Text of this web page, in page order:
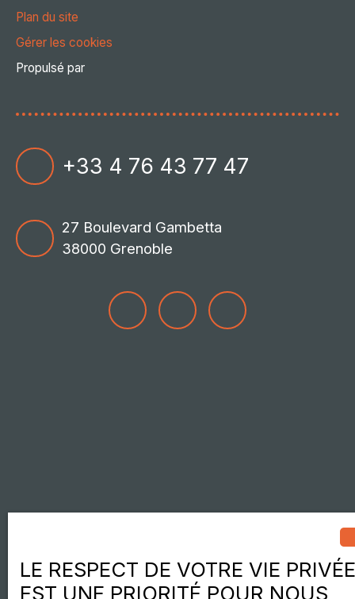
Plan du site
Gérer les cookies
Propulsé par
+33 4 76 43 77 47
27 Boulevard Gambetta
38000 Grenoble
LE RESPECT DE VOTRE VIE PRIVÉE
EST UNE PRIORITÉ POUR NOUS